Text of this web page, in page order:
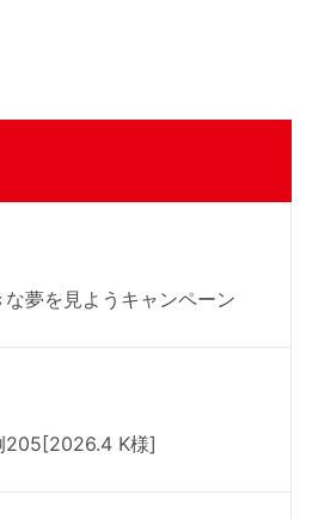
な夢を見ようキャンペーン
205[2026.4 K様]